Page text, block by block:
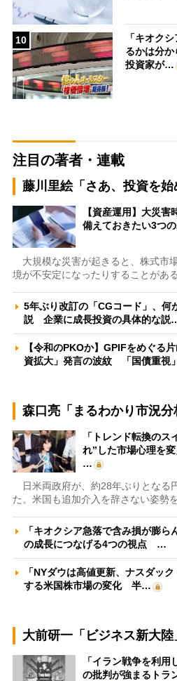
10
「キオク
るかは分
投資家が…
注目の著者・連載
藤川里絵「さあ、投資を始
【資産運用】大災
備えておきたい3つ
大規模な災害が起きると、株式市
境が不安定になったりすることがあ
5年ぶり改訂の「CGコード」、何
説 企業に成長投資の具体的な説
【令和のPKOか】GPIFをめぐる
資拡大」発言の波紋 「国債重視
森口亮「まるわかり市況分
「トレンド転換の
れ”した市場心理を
…
日米両政府が、約28年ぶりとなる
た。米国も追加介入を辞さない姿勢
「キオクシア急落で含み損が膨
の成長につなげる4つの視点 …
「NYダウは高値更新、ナスダッ
する米国株市場の変化 半…
大前研一「ビジネス新大
「イラン戦争を利
の批判が強まるトラ